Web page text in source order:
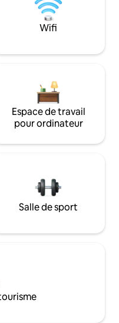
Wifi
Espace de travail
pour ordinateur
Salle de sport